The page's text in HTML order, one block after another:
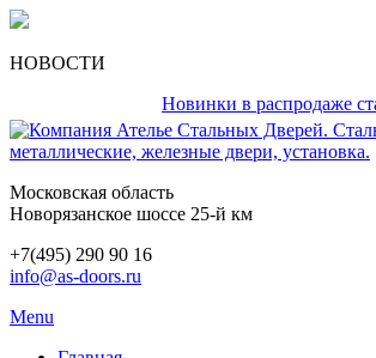
НОВОСТИ
Новинки в распродаже
Московская область
Новорязанское шоссе 25-й км
+7(495) 290 90 16
info@as-doors.ru
Menu